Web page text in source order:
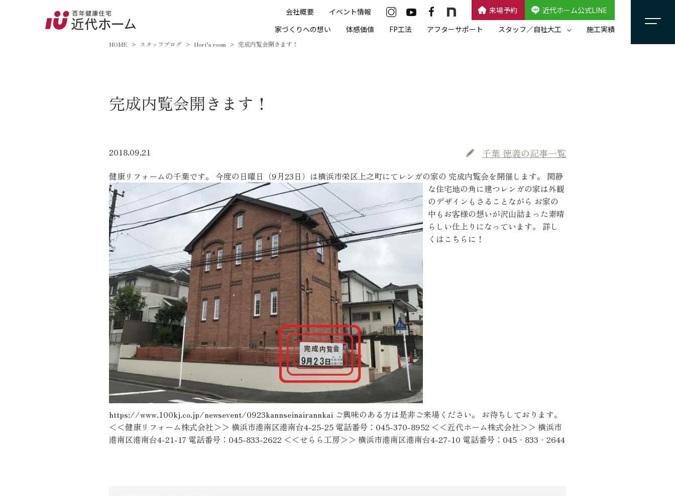
会社概要 イベント情報 来場予約
近代ホーム公式LINE
家づくりへの想い
体感価値 FP工法 アフターサポート スタッフ／自社大工 施工実績
近代ホーム公式LINE
CLOSE×
家づくりへの想い
アフターサポート
無結露50年保証
モデルハウス
お客様の声
住宅イベント情報 お知らせ
近代ホームについて
スタッフ紹介
自社大工集団「名匠会」
ホームオーナー様が集う会『100TOMO』
スタッフブログ
よくある質問
近代ホームの家づくりサポート
家づくりの流れ
アフターフォローコンシェルジュ
ベストバリューホーム
住宅ローン支援
インテリアコーディネート
ZEHについて
HOME スタッフブログ Nori’s room 完成内覧会開きます！
完成内覧会開きます！
2018.09.21 千葉 徳義の記事一覧
健康リフォームの千葉です。 今度の日曜日（9月23日）は横浜市栄区上之町にてレンガの家の 完成内覧会を開催します。 閑静
な住宅地の角に建つレンガの家は外観
のデザインもさることながら お家の
中もお客様の想いが沢山詰まった素晴
らしい仕上りになっています。 詳し
くはこちらに！
https://www.100kj.co.jp/newsevent/0923kannseinairannkai ご興味のある方は是非ご来場ください。 お待ちしております。
＜＜健康リフォーム株式会社＞＞ 横浜市港南区港南台4-25-25 電話番号：045-370-8952 ＜＜近代ホーム株式会社＞＞ 横浜市
港南区港南台4-21-17 電話番号：045-833-2622 ＜＜せらら工房＞＞ 横浜市港南区港南台4-27-10 電話番号：045‐833‐2644